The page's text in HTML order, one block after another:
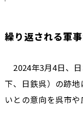
繰り返される軍
2024年3月4日、
下、日鉄呉）の跡
いとの意向を呉市や